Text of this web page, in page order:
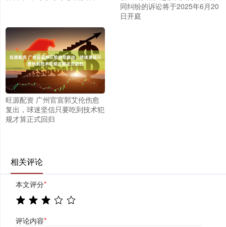
同纠纷的诉讼将于2025年6月20
日开庭
旺源配资 广州官宣郭艾伦伤愈
复出，球迷坚信只要吃到技术犯
规才算正式回归
相关评论
本文评分*
评论内容*